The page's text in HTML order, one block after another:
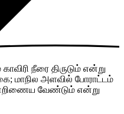
நீரை திருடும் என்று
மாநில அளவில் போராட்டம்
வேண்டும் என்று